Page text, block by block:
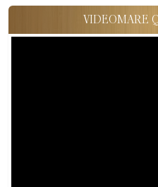
VIDEOMARE